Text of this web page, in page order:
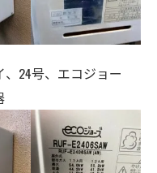
、24号、エコジョー